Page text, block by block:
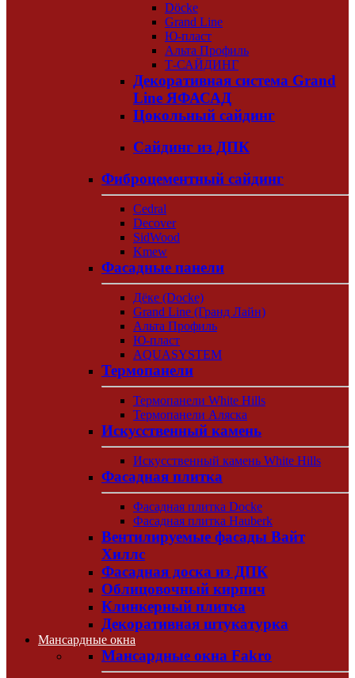
Döcke
Grand Line
Ю-пласт
Альта Профиль
Т-САЙДИНГ
Декоративная система Grand
Line ЯФАСАД
Цокольный сайдинг
Сайдинг из ДПК
Фиброцементный сайдинг
Cedral
Decover
SidWood
Kmew
Фасадные панели
Дёке (Docke)
Grand Line (Гранд Лайн)
Альта Профиль
Ю-пласт
AQUASYSTEM
Термопанели
Термопанели White Hills
Термопанели Аляска
Искусственный камень
Искусственный камень White Hills
Фасадная плитка
Фасадная плитка Docke
Фасадная плитка Hauberk
Вентилируемые фасады Вайт
Хиллс
Фасадная доска из ДПК
Облицовочный кирпич
Клинкерный плитка
Декоративная штукатурка
Мансардные окна
Мансардные окна Fakro